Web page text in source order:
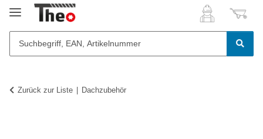
Zurück zur Liste Dachzubehör